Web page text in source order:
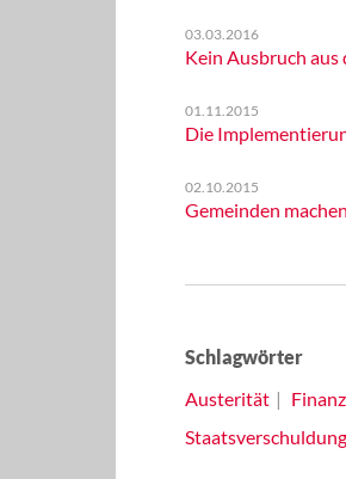
03.03.2016
Kein Ausbruch
01.11.2015
Die
02.10.2015
Gemeinden
Schlagwörter
Austerität
Staatsverschuldung